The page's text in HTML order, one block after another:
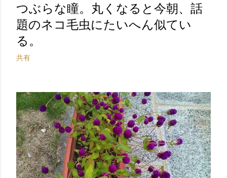
つぶらな瞳。丸くなると今朝、話
題のネコ毛虫にたいへん似てい
る。
共有